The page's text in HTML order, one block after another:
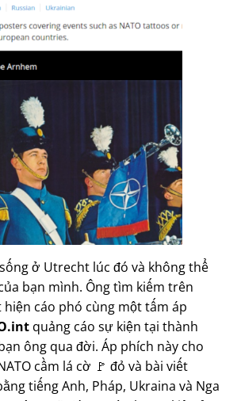
ở Utrecht lúc đó và không thể
bạn mình. Ông tìm kiếm trên
cáo phó cùng một tấm áp
quảng cáo sự kiện tại thành
ông qua đời. Áp phích này cho
cầm lá cờ 🚩 đỏ và bài viết
tiếng Anh, Pháp, Ukraina và Nga